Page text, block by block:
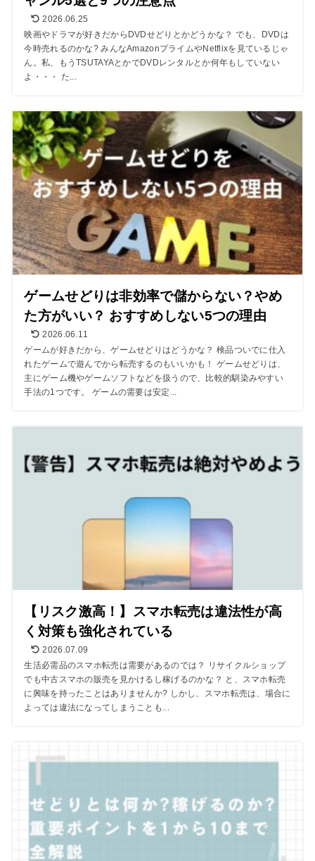
2026.06.25
映画やドラマが好きだからDVDせどりとかどうかな？ でも、DVDは
今時売れるのかな? みんなAmazonプライムやNetflixを見ているじゃ
ん。私、もうTSUTAYAとかでDVDレンタルとか何年もしていない
よ・・・ た...
ゲームせどりは非効率で儲からない？やめ
た方がいい？ おすすめしない5つの理由
2026.06.11
ゲームが好きだから、ゲームせどりはどうかな？ 検品ついでに仕入
れたゲームで遊んでから転売するのもいいかも！ ゲームせどりは、
主にゲーム機やゲームソフトなどを扱うので、比較的馴染みやすい
手法の1つです。 ゲームの需要は安定...
【リスク激高！】スマホ転売は違法性が高
く対策も強化されている
2026.07.09
生活必需品のスマホ転売は需要があるのでは？ リサイクルショップ
でも中古スマホの販売を見かけるし稼げるのかな？ と、スマホ転売
に興味を持ったことはありませんか? しかし、スマホ転売は、場合に
よっては違法になってしまうことも...